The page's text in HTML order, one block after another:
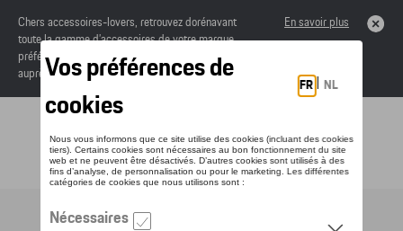
Chers accessoires-lovers, retrouvez dorénavant
toute la gamme d’accessoires de votre marque
préférée sous forme de catalogue à commander
auprès de votre concessionaire.
En savoir plus
Toggle navigation